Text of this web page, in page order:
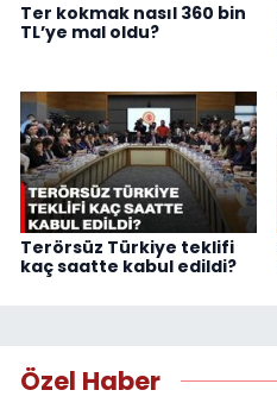
Ter kokmak nasıl 360 bin
TL’ye mal oldu?
Terörsüz Türkiye teklifi
kaç saatte kabul edildi?
Özel Haber